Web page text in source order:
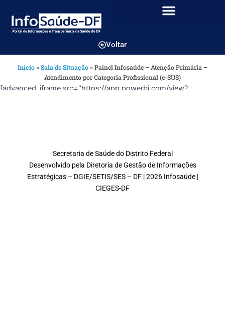
Voltar
Início»Sala de Situação»Painel Infosaúde – Atenção Primária –
Atendimento por Categoria Profissional (e-SUS)
[advanced_iframe src="https://app.powerbi.com/view?
Secretaria de Saúde do Distrito Federal
Desenvolvido pela Diretoria de Gestão de Informações
Estratégicas – DGIE/SETIS/SES – DF | 2026 Infosaúde |
CIEGES-DF